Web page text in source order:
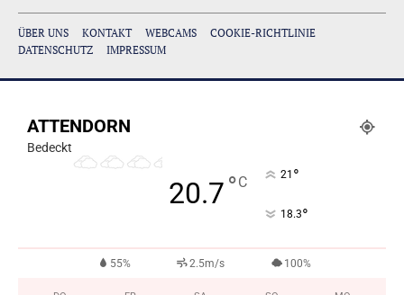
ÜBER UNS KONTAKT WEBCAMS
COOKIE-RICHTLINIE
DATENSCHUTZ
IMPRESSUM
ATTENDORN
Bedeckt
20.7°C 21 °
18.3°
55% 2.5m/s 100%